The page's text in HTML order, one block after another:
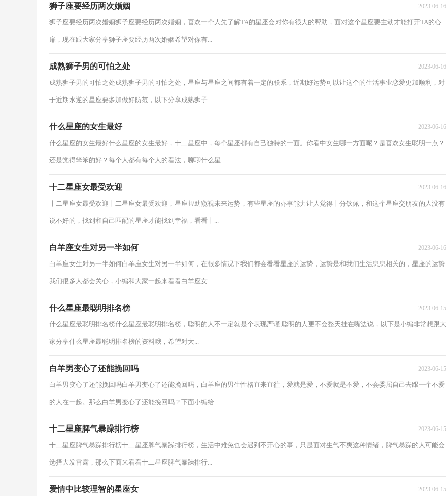
狮子座要经历两次婚姻 2023-06-16
狮子座要经历两次婚姻狮子座要经历两次婚姻，喜欢一个人先了解TA的星座会对你有很大的帮助，面对这个星座要主动才能打开TA的心
扉，现在跟大家分享狮子座要经历两次婚姻希望对你有...
成熟狮子男的可怕之处 2023-06-16
成熟狮子男的可怕之处成熟狮子男的可怕之处，星座与星座之间都有着一定的联系，近期好运势可以让这个的生活事业恋爱更加顺利，对
于近期水逆的星座要多加做好防范，以下分享成熟狮子...
什么星座的女生最好 2023-06-16
什么星座的女生最好什么星座的女生最好，十二星座中，每个星座都有自己独特的一面。你看中女生哪一方面呢？是喜欢女生聪明一点？
还是觉得笨笨的好？每个人都有每个人的看法，聊聊什么星...
十二星座女最受欢迎 2023-06-16
十二星座女最受欢迎十二星座女最受欢迎，星座帮助窥视未来运势，有些星座的办事能力让人觉得十分钦佩，和这个星座交朋友的人没有
说不好的，找到和自己匹配的星座才能找到幸福，看看十...
白羊座女生对另一半如何 2023-06-16
白羊座女生对另一半如何白羊座女生对另一半如何，在很多情况下我们都会看看星座的运势，运势是和我们生活息息相关的，星座的运势
我们很多人都会关心，小编和大家一起来看看白羊座女...
什么星座最聪明排名榜 2023-06-15
什么星座最聪明排名榜什么星座最聪明排名榜，聪明的人不一定就是个表现严谨,聪明的人更不会整天挂在嘴边说，以下是小编非常想跟大
家分享什么星座最聪明排名榜的资料哦，希望对大...
白羊男变心了还能挽回吗 2023-06-15
白羊男变心了还能挽回吗白羊男变心了还能挽回吗，白羊座的男生性格直来直往，爱就是爱，不爱就是不爱，不会委屈自己去跟一个不爱
的人在一起。那么白羊男变心了还能挽回吗？下面小编给...
十二星座脾气暴躁排行榜 2023-06-15
十二星座脾气暴躁排行榜十二星座脾气暴躁排行榜，生活中难免也会遇到不开心的事，只是面对生气不爽这种情绪，脾气暴躁的人可能会
选择大发雷霆，那么下面来看看十二星座脾气暴躁排行...
爱情中比较理智的星座女 2023-06-15